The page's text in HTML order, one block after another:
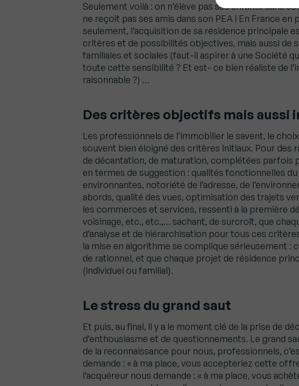
Seulement voilà : on n’élève pas ses enfants dans
ne reçoit pas ses amis dans son PEA ! En France en
seulement, l’acquisition de sa résidence principale
critères et de possibilités objectives, mais aussi de
familiales et sociales (faut-il aspirer à une Société
toute cette sensibilité ? Et est- ce bien réaliste de
raisonnable ?) …
Des critères objectifs mais aussi
Les professionnels de l’immobilier le savent, le
souvent bien éloigné des critères initiaux. Pour des
de décantation, de maturation, complétées parfois
en termes de suggestion : qualités fonctionnelles
environnantes, notoriété de l’adresse, de
abords, qualité des vues, optimisation des trajets
les commerces et services, ressenti à la première
voisinage, etc., etc.,… sachant, de surcroît, que
d’analyse et de hiérarchisation pour tous ces
la mise en algorithme se complique sérieusement :
de rationnel, et que chaque projet de résidence
(individuel ou familial).
Le stress du grand saut
Et puis, au final, il y a le moment clé de la prise de
d’enthousiasme et de questionnements. Le grand
de la reconnaissance pour nous, professionnels,
demande : « à ma place, vous accepteriez cette
l’acquéreur nous demande : « à ma place, vous